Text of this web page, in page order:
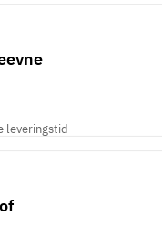
leveringstid